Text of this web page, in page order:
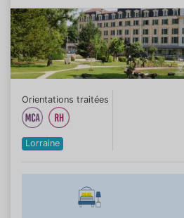
Orientations traitées
Lorraine